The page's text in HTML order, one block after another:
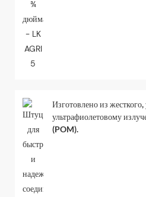
Изготовлено из
ультрафиолетовому
(POM).